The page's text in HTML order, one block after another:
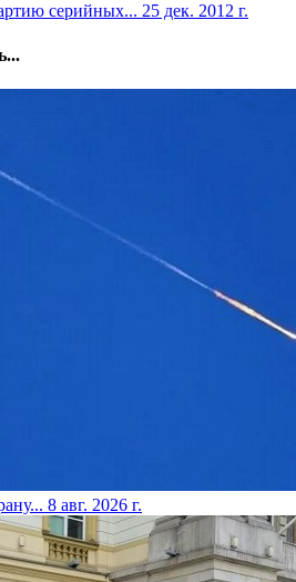
серийных... 25 дек. 2012 г.
8 авг. 2026 г.